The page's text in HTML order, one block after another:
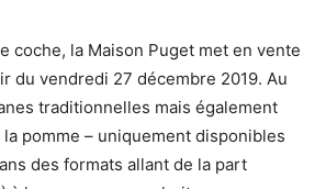
coche, la Maison Puget met en vente
du vendredi 27 décembre 2019. Au
traditionnelles mais également
pomme – uniquement disponibles
des formats allant de la part